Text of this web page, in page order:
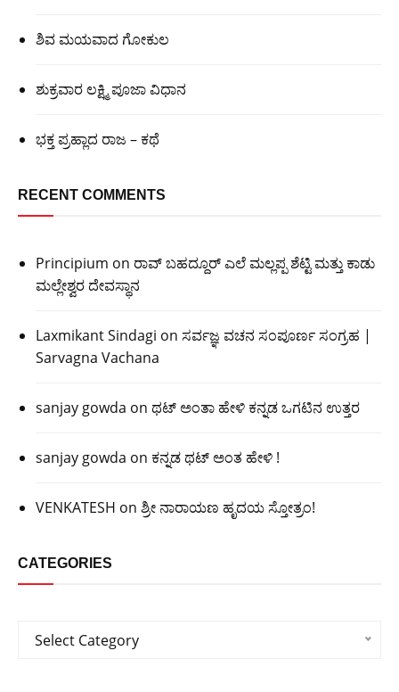
ಶಿವ ಮಯವಾದ ಗೋಕುಲ
ಶುಕ್ರವಾರ ಲಕ್ಷ್ಮಿ ಪೂಜಾ ವಿಧಾನ
ಭಕ್ತ ಪ್ರಹ್ಲಾದ ರಾಜ – ಕಥೆ
RECENT COMMENTS
Principium on ರಾವ್ ಬಹದ್ದೂರ್ ಎಲೆ ಮಲ್ಲಪ್ಪ ಶೆಟ್ಟಿ ಮತ್ತು ಕಾಡು
ಮಲ್ಲೇಶ್ವರ ದೇವಸ್ಥಾನ
Laxmikant Sindagi on ಸರ್ವಜ್ಞ ವಚನ ಸಂಪೂರ್ಣ ಸಂಗ್ರಹ |
Sarvagna Vachana
sanjay gowda on ಥಟ್ ಅಂತಾ ಹೇಳಿ ಕನ್ನಡ ಒಗಟಿನ ಉತ್ತರ
sanjay gowda on ಕನ್ನಡ ಥಟ್ ಅಂತ ಹೇಳಿ !
VENKATESH on ಶ್ರೀ ನಾರಾಯಣ ಹೃದಯ ಸ್ತೋತ್ರಂ!
CATEGORIES
Categories
Select Category